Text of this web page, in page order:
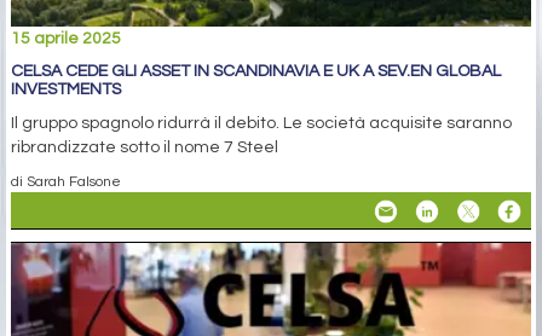
15 aprile 2025
CELSA CEDE GLI ASSET IN SCANDINAVIA E UK A SEV.EN GLOBAL
INVESTMENTS
Il gruppo spagnolo ridurrà il debito. Le società acquisite saranno
ribrandizzate sotto il nome 7 Steel
di Sarah Falsone